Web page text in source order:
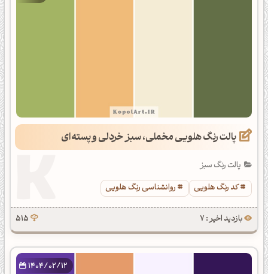
پالت رنگ هلویی مخملی، سبز خردلی و پسته‌ای
پالت رنگ سبز
کد رنگ هلویی
روانشناسی رنگ هلویی
بازدید اخیر : 7 515
1404/02/12